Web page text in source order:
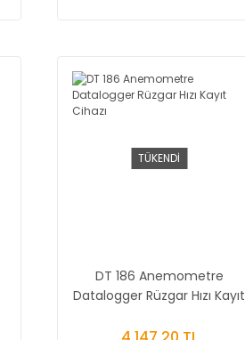
TÜKENDİ
DT 186 Anemometre
Datalogger Rüzgar Hızı Kayıt